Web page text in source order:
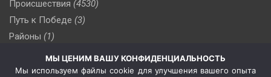
Происшествия (4530)
Путь к Победе (3)
Районы (1)
(510)
Сельское хозяйство (3)
МЫ ЦЕНИМ ВАШУ КОНФИДЕНЦИАЛЬНОСТЬ
Мы используем файлы cookie для улучшения вашего опыта